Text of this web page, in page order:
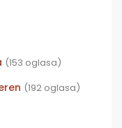
(153 oglasa)
(192 oglasa)